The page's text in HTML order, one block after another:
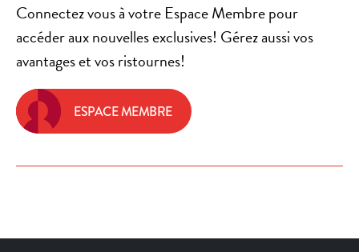
Connectez vous à votre Espace Membre pour
accéder aux nouvelles exclusives! Gérez aussi vos
avantages et vos ristournes!
ESPACE MEMBRE